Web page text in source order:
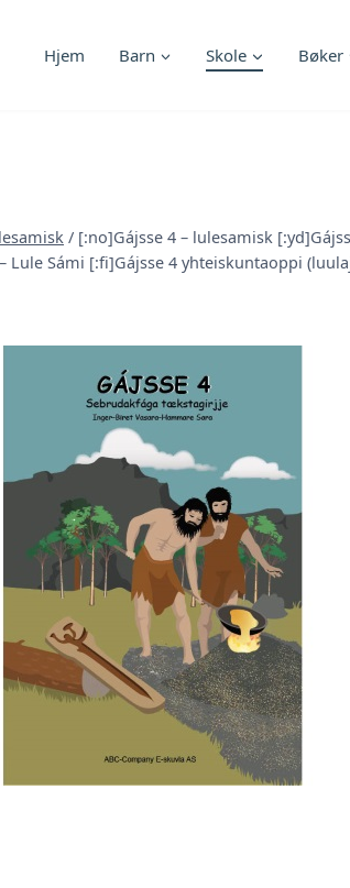
Hjem Barn Skole Bøker
/ [:no]Gájsse 4 – lulesamisk
Lule Sámi [:fi]Gájsse 4 yhteiskuntaoppi